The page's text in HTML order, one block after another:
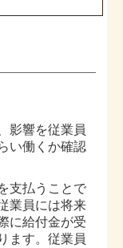
影響を従業員
い働くか確認
支払うことで
業員には将来
に給付金が受
ます。従業員